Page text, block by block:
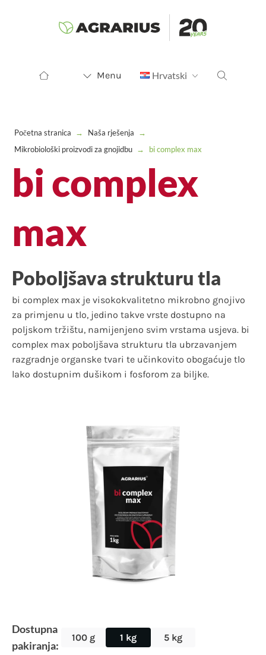
Menu Hrvatski
Početna stranica → Naša rješenja
→
Mikrobiološki proizvodi za gnojidbu → bi complex max
bi complex
max
Poboljšava strukturu tla
bi complex max je visokokvalitetno mikrobno gnojivo
za primjenu u tlo, jedino takve vrste dostupno na
poljskom tržištu, namijenjeno svim vrstama usjeva. bi
complex max poboljšava strukturu tla ubrzavanjem
razgradnje organske tvari te učinkovito obogaćuje tlo
lako dostupnim dušikom i fosforom za biljke.
Dostupna
pakiranja:
100 g 1 kg 5 kg